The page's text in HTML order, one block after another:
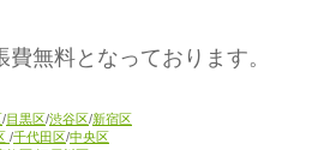
無料となっております。
/目黒区/渋谷区/新宿区
/千代田区/中央区